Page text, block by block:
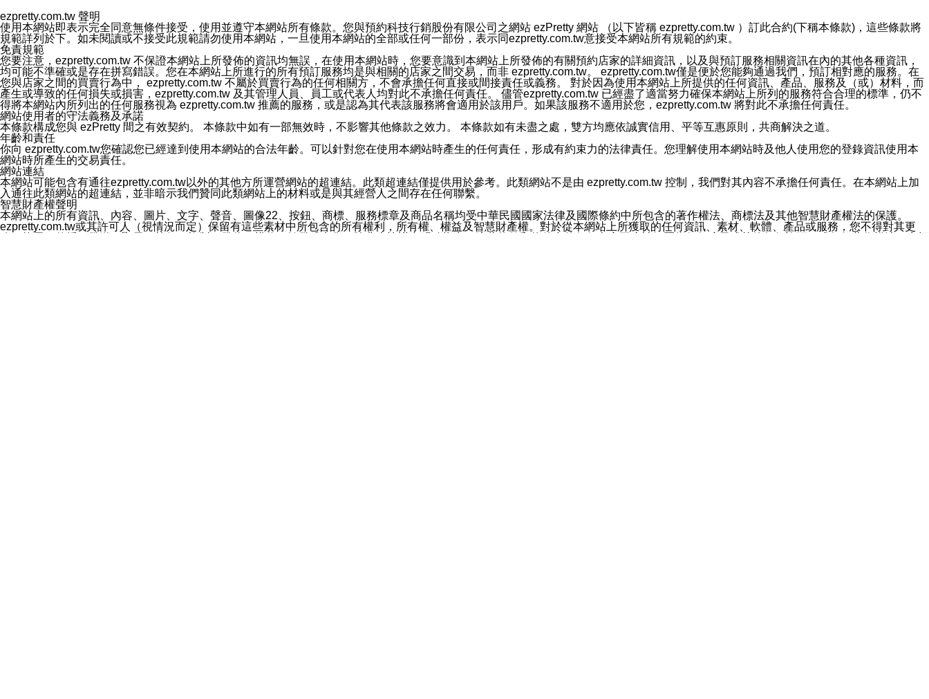
您同意本公司網站，透過您所提供的郵件地址與您取得聯絡並傳送或宣傳本網站各項服務之資料或電子郵件供您參考。您能依照該資料或電子郵件所指示之方法、說明或功能連結，隨時
停止接收這些資料或電子郵件。
十五、訊息通知
本公司/本服務將以通知型訊息傳送重要訊息給您。即使未加入本公司/本服務好友，您仍可接收到通知型訊息。
本公司/本服務傳送之通知型訊息以對您有效且重要的訊息為限，以廣告或其他目的的訊息皆不會被傳送。滿足以下三個條件者，將可收到通知型訊息。
1.LINE 帳號設定的電話號碼與本公司/本服務所傳來的電話號碼比對相符。
2.該 LINE 帳號已在 LINE APP 設定中，同意接收通知型訊息。
3.LINE 帳號未封鎖傳送訊息之 LINE 官方帳號。
欲變更通知型訊息的設定，操作如下：
1.點選「主頁」＞「設定」
2.點選「隱私設定」
3.點選「提供使用資料」
4.點選「LINE通知型訊息」
5.開關「接收LINE通知型訊息」
❗️關閉「接收通知型訊息」後，將不會接收到來自任何企業官方帳號或認證官方帳號的通知型訊息。
ezpretty.com.tw 聲明
使用本網站即表示完全同意無條件接受，使用並遵守本網站所有條款。您與預約科技行銷股份有限公司之網站 ezPretty 網站 （以下皆稱 ezpretty.com.tw ）訂此合約(下稱本條款)，這些條款將
規範詳列於下。如未閱讀或不接受此規範請勿使用本網站，一旦使用本網站的全部或任何一部份，表示同ezpretty.com.tw意接受本網站所有規範的約束。
免責規範
您要注意，ezpretty.com.tw 不保證本網站上所發佈的資訊均無誤，在使用本網站時，您要意識到本網站上所發佈的有關預約店家的詳細資訊，以及與預訂服務相關資訊在內的其他各種資訊，
均可能不準確或是存在拼寫錯誤。您在本網站上所進行的所有預訂服務均是與相關的店家之間交易，而非 ezpretty.com.tw。 ezpretty.com.tw僅是便於您能夠通過我們，預訂相對應的服務。在
您與店家之間的買賣行為中， ezpretty.com.tw 不屬於買賣行為的任何相關方，不會承擔任何直接或間接責任或義務。 對於因為使用本網站上所提供的任何資訊、產品、服務及（或）材料，而
產生或導致的任何損失或損害，ezpretty.com.tw 及其管理人員、員工或代表人均對此不承擔任何責任。 儘管ezpretty.com.tw 已經盡了適當努力確保本網站上所列的服務符合合理的標準，仍不
得將本網站內所列出的任何服務視為 ezpretty.com.tw 推薦的服務，或是認為其代表該服務將會適用於該用戶。如果該服務不適用於您，ezpretty.com.tw 將對此不承擔任何責任。
網站使用者的守法義務及承諾
本條款構成您與 ezPretty 間之有效契約。 本條款中如有一部無效時，不影響其他條款之效力。 本條款如有未盡之處，雙方均應依誠實信用、平等互惠原則，共商解決之道。
年齡和責任
你向 ezpretty.com.tw您確認您已經達到使用本網站的合法年齡。可以針對您在使用本網站時產生的任何責任，形成有約束力的法律責任。您理解使用本網站時及他人使用您的登錄資訊使用本
網站時所產生的交易責任。
網站連結
本網站可能包含有通往ezpretty.com.tw以外的其他方所運營網站的超連結。此類超連結僅提供用於參考。此類網站不是由 ezpretty.com.tw 控制，我們對其內容不承擔任何責任。在本網站上加
入通往此類網站的超連結，並非暗示我們贊同此類網站上的材料或是與其經營人之間存在任何聯繫。
智慧財產權聲明
本網站上的所有資訊、內容、圖片、文字、聲音、圖像22、按鈕、商標、服務標章及商品名稱均受中華民國國家法律及國際條約中所包含的著作權法、商標法及其他智慧財產權法的保護。
ezpretty.com.tw或其許可人（視情況而定）保留有這些素材中所包含的所有權利，所有權、權益及智慧財產權。對於從本網站上所獲取的任何資訊、素材、軟體、產品或服務，您不得對其更